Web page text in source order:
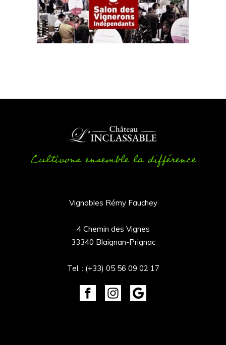
Vignobles Rémy Fauchey
4 Chemin des Vignes
33340 Blaignan-Prignac
Tel. : (+33) 05 56 09 02 17
Cultivons ensemble la différence